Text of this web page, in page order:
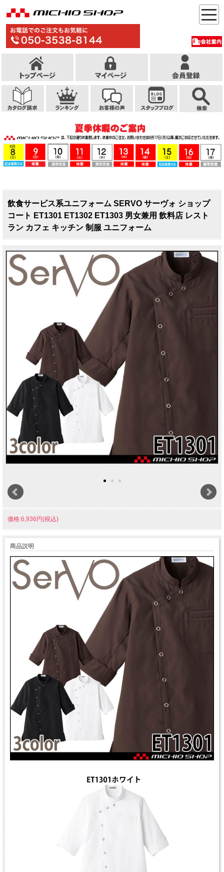
飲食サービス系ユニフォーム SERVO サーヴォ ショップ
コート ET1301 ET1302 ET1303 男女兼用 飲料店 レスト
ラン カフェ キッチン 制服 ユニフォーム
価格:6,936円(税込)
商品説明